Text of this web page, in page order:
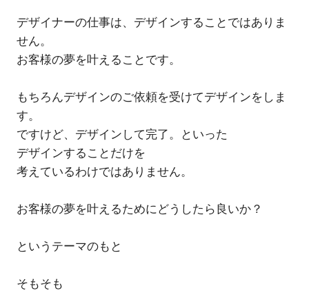
デザイナーの仕事は、デザインすることではありま
せん。
お客様の夢を叶えることです。
もちろんデザインのご依頼を受けてデザインをしま
す。
ですけど、デザインして完了。といった
デザインすることだけを
考えているわけではありません。
お客様の夢を叶えるためにどうしたら良いか？
というテーマのもと
そもそも